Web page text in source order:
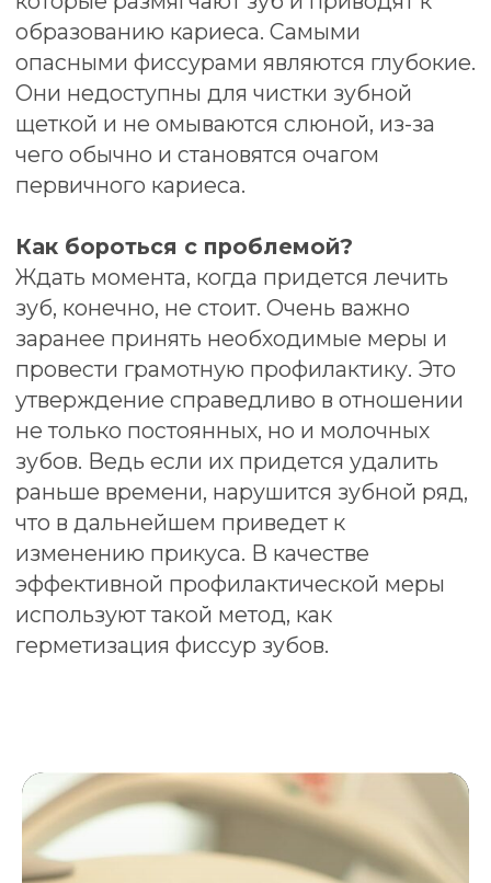
Основные этапы
герметизации фиссур
молочных или
постоянных зубов:
«водные процедуры для зубика».
Этот этап предполагает
профессиональную гигиену полости
рта. Во время процедуры стоматолог в
игровой форме очищает зубы от
частиц пищи и налета. Обычно детям
это очень нравится;
использование геля.Он улучшает
сцепление с герметиком, или так
называемым силантом;
нанесение силанта.Он позволяет
выровнять зуб. После этого состав
невероятных цветов, а доктор в очках
и процесс сушки напоминают детям
сюжет из фантастического
мультфильма.